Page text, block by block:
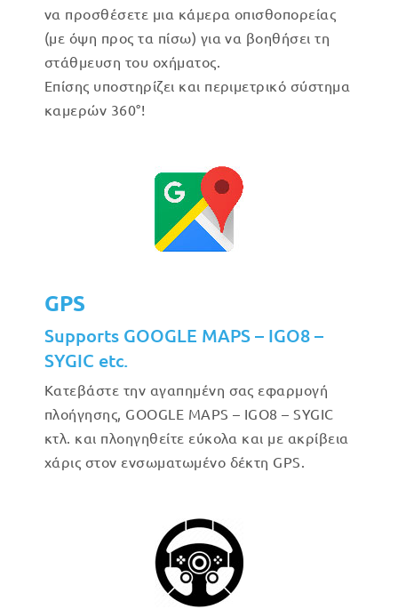
να προσθέσετε μια κάμερα οπισθοπορείας
(με όψη προς τα πίσω) για να βοηθήσει τη
στάθμευση του οχήματος.
Επίσης υποστηρίζει και περιμετρικό σύστημα
καμερών 360°!
GPS
Supports GOOGLE MAPS – IGO8 –
SYGIC etc.
Κατεβάστε την αγαπημένη σας εφαρμογή
πλοήγησης, GOOGLE MAPS – IGO8 – SYGIC
κτλ. και πλοηγηθείτε εύκολα και με ακρίβεια
χάρις στον ενσωματωμένο δέκτη GPS.